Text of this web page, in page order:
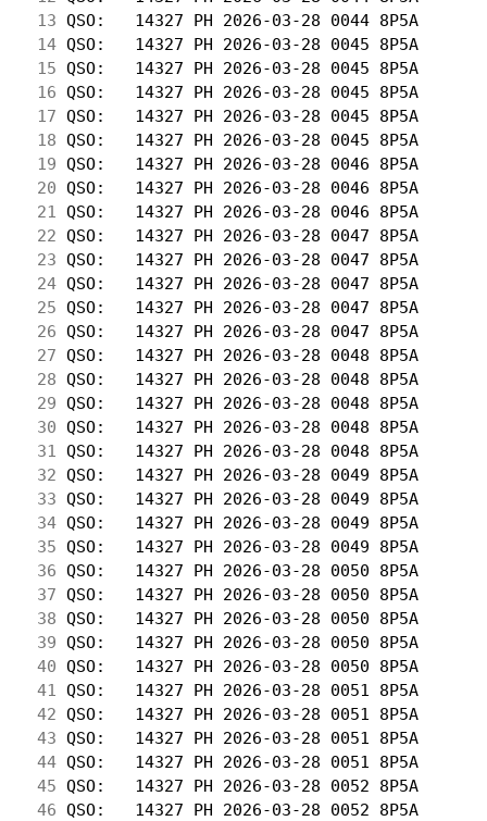
13 QSO:   14327 PH 2026-03-28 0044
14 QSO:   14327 PH 2026-03-28 0045
15 QSO:   14327 PH 2026-03-28 0045
16 QSO:   14327 PH 2026-03-28 0045
17 QSO:   14327 PH 2026-03-28 0045
18 QSO:   14327 PH 2026-03-28 0045
19 QSO:   14327 PH 2026-03-28 0046
20 QSO:   14327 PH 2026-03-28 0046
21
QSO:   14327 PH 2026-03-28 0046
22 QSO:   14327 PH 2026-03-28 0047
23 QSO:   14327 PH 2026-03-28 0047
24 QSO:   14327 PH 2026-03-28 0047
25 QSO:   14327 PH 2026-03-28 0047
26 QSO:   14327 PH 2026-03-28 0047
27 QSO:   14327 PH 2026-03-28 0048
28 QSO:   14327 PH 2026-03-28 0048
29 QSO:   14327 PH 2026-03-28 0048
30 QSO:   14327 PH 2026-03-28 0048
31
QSO:   14327 PH 2026-03-28 0048
32 QSO:   14327 PH 2026-03-28 0049
33 QSO:   14327 PH 2026-03-28 0049
34 QSO:   14327 PH 2026-03-28 0049
35 QSO:   14327 PH 2026-03-28 0049
36 QSO:   14327 PH 2026-03-28 0050
37 QSO:   14327 PH 2026-03-28 0050
38 QSO:   14327 PH 2026-03-28 0050
39 QSO:   14327 PH 2026-03-28 0050
40 QSO:   14327 PH 2026-03-28 0050
41
QSO:   14327 PH 2026-03-28 0051
42 QSO:   14327 PH 2026-03-28 0051
43 QSO:   14327 PH 2026-03-28 0051
44 QSO:   14327 PH 2026-03-28 0051
45 QSO:   14327 PH 2026-03-28 0052
46 QSO:   14327 PH 2026-03-28 0052